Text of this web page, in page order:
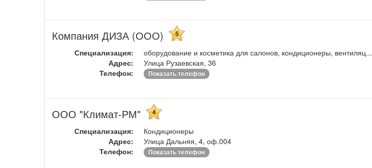
Компания ДИЗА (ООО) 5
Специализация:
оборудование и косметика для салонов, кондиционеры, вентиляц...
Адрес:
Улица Рузаевская, 36
Телефон:
Показать телефон
ООО "Климат-РМ" 4
Специализация:
Кондиционеры
Адрес:
Улица Дальняя, 4, оф.004
Телефон:
Показать телефон